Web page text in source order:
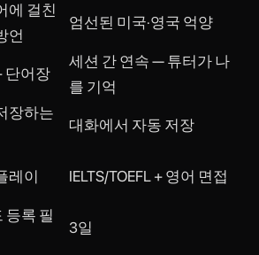
에 걸친
언
엄선된 미국·영국 억양
단어장
세션 간 연속 — 튜터가 나
를 기억
장하는
대화에서 자동 저장
레이 IELTS/TOEFL + 영어 면접
등록 필
3일